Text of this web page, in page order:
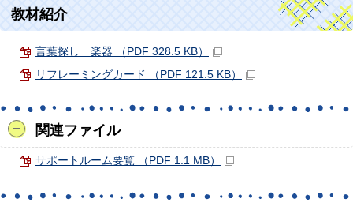
教材紹介
言葉探し 楽器 （PDF 328.5 KB）
リフレーミングカード （PDF 121.5 KB）
関連ファイル
サポートルーム要覧 （PDF 1.1 MB）